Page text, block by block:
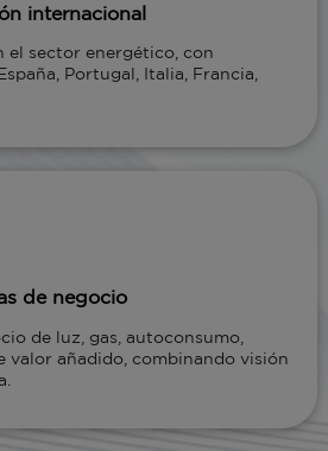
internacional
el sector energético, con
Portugal, Italia, Francia,
de negocio
de luz, gas, autoconsumo,
valor añadido, combinando visión